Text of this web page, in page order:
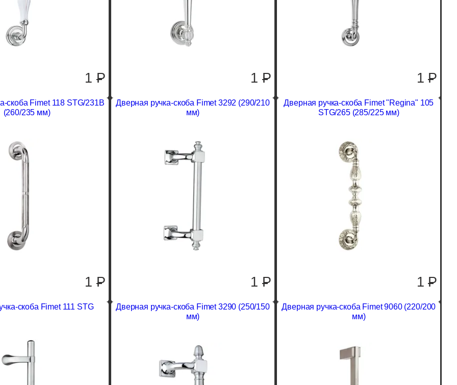
1 P 1P 1P
скоба Fimet 118 STG/231B
(260/235 мм)
1 P
Дверная ручка-скоба Fimet 3292 (290/210
мм)
1P
Дверная ручка-скоба Fimet "Regina" 105
STG/265 (285/225 мм)
1P
скоба Fimet 111 STG
Дверная ручка-скоба Fimet 3290 (250/150
мм)
Дверная ручка-скоба Fimet 9060 (220/200
мм)